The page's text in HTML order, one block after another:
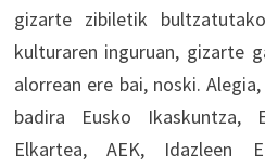
gizarte zibiletik
kulturaren inguruan, gizarte
alorrean ere bai, noski.
badira Eusko Ikaskuntza,
Elkartea, AEK, Idazleen